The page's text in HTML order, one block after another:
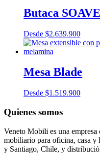
Butaca SOAVE
Desde $2.639.900
Mesa Blade
Desde $1.519.900
Quienes somos
Veneto Mobili es una
mobiliario para oficina, casa y
y Santiago, Chile, y